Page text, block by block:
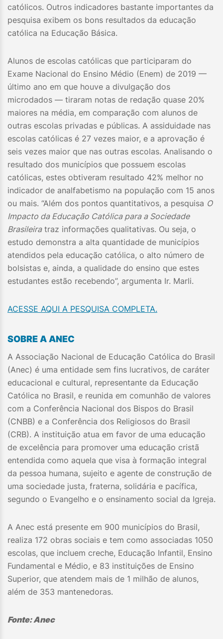
católicos. Outros indicadores bastante importantes da
pesquisa exibem os bons resultados da educação
católica na Educação Básica.
Alunos de escolas católicas que participaram do
Exame Nacional do Ensino Médio (Enem) de 2019 —
último ano em que houve a divulgação dos
microdados — tiraram notas de redação quase 20%
maiores na média, em comparação com alunos de
outras escolas privadas e públicas. A assiduidade nas
escolas católicas é 27 vezes maior, e a aprovação é
seis vezes maior que nas outras escolas. Analisando o
resultado dos municípios que possuem escolas
católicas, estes obtiveram resultado 42% melhor no
indicador de analfabetismo na população com 15 anos
ou mais. “Além dos pontos quantitativos, a pesquisa O
Impacto da Educação Católica para a Sociedade
Brasileiratraz informações qualitativas. Ou seja, o
estudo demonstra a alta quantidade de municípios
atendidos pela educação católica, o alto número de
bolsistas e, ainda, a qualidade do ensino que estes
estudantes estão recebendo”, argumenta Ir. Marli.
ACESSE AQUI A PESQUISA COMPLETA.
SOBRE A ANEC
A Associação Nacional de Educação Católica do Brasil
(Anec) é uma entidade sem fins lucrativos, de caráter
educacional e cultural, representante da Educação
Católica no Brasil, e reunida em comunhão de valores
com a Conferência Nacional dos Bispos do Brasil
(CNBB) e a Conferência dos Religiosos do Brasil
(CRB). A instituição atua em favor de uma educação
de excelência para promover uma educação cristã
entendida como aquela que visa à formação integral
da pessoa humana, sujeito e agente de construção de
uma sociedade justa, fraterna, solidária e pacífica,
segundo o Evangelho e o ensinamento social da Igreja.
A Anec está presente em 900 municípios do Brasil,
realiza 172 obras sociais e tem como associadas 1050
escolas, que incluem creche, Educação Infantil, Ensino
Fundamental e Médio, e 83 instituições de Ensino
Superior, que atendem mais de 1 milhão de alunos,
além de 353 mantenedoras.
Fonte: Anec